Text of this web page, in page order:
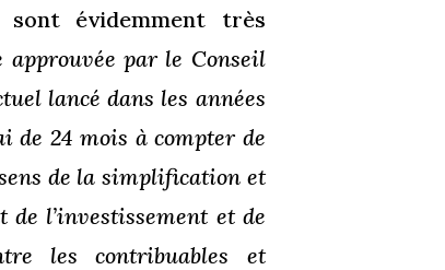
sont évidemment très
par le Conseil
lancé dans les années
de 24 mois à compter de
de la simplification et
de l’investissement et de
les contribuables et